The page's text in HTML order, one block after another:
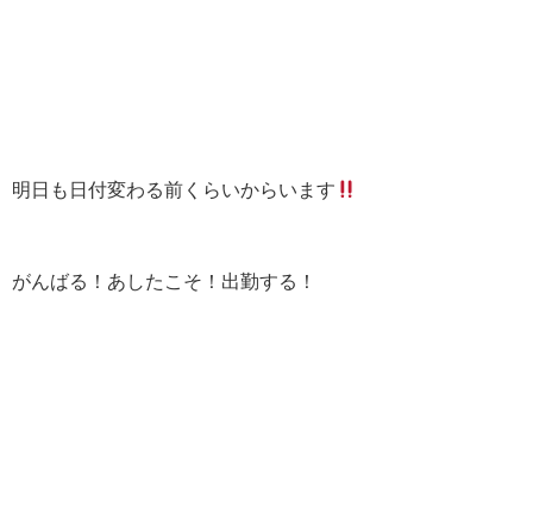
明日も日付変わる前くらいからいます
がんばる！あしたこそ！出勤する！